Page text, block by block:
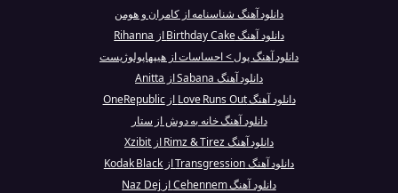
دانلود آهنگ شناسنامه از کامران و هومن
دانلود آهنگ Birthday Cake از Rihanna
دانلود آهنگ پول > احساسات از هیپهاپولوژیست
دانلود آهنگ Sabana از Anitta
دانلود آهنگ Love Runs Out از OneRepublic
دانلود آهنگ خانه به دوش از ستار
دانلود آهنگ Rimz & Tirez از Xzibit
دانلود آهنگ Transgression از Kodak Black
دانلود آهنگ Cehennem از Naz Dej